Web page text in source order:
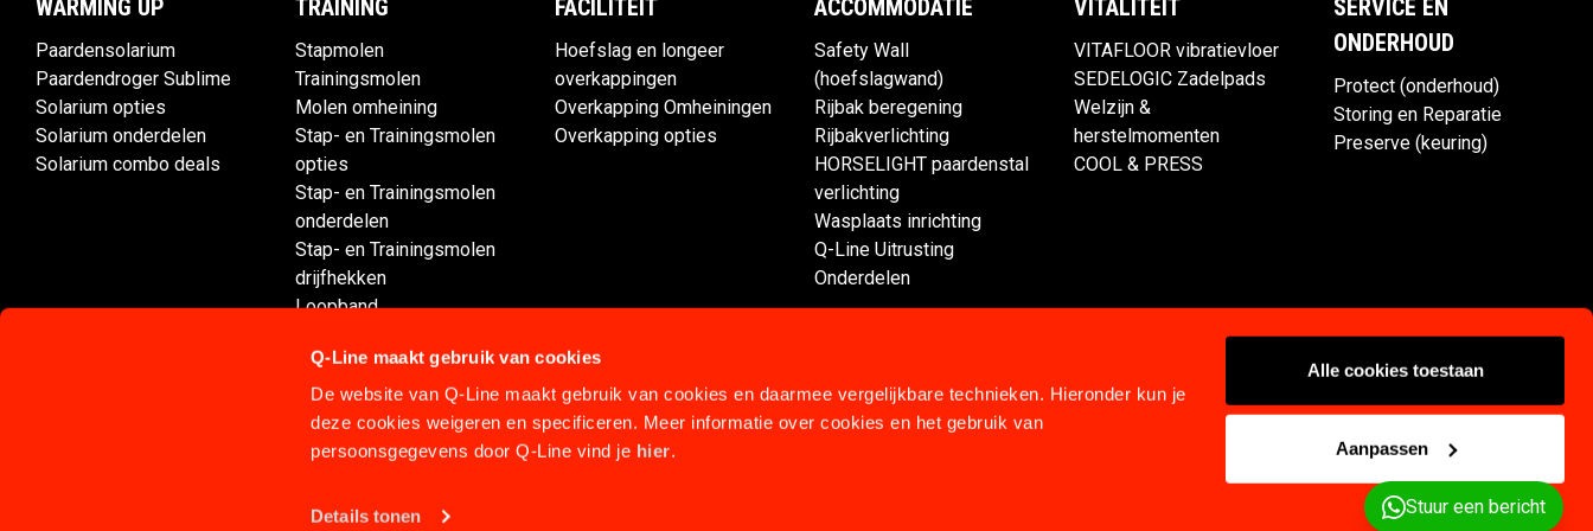
Q-Line maakt gebruik van cookies
De website van Q-Line maakt gebruik van cookies en daarmee vergelijkbare technieken. Hieronder kun je
deze cookies weigeren en specificeren. Meer informatie over cookies en het gebruik van
persoonsgegevens door Q-Line vind je hier.
Details tonen
Alle cookies toestaan
Aanpassen
Stuur een bericht
WARMING UP
Paardensolarium
Paardendroger Sublime
Solarium opties
Solarium onderdelen
Solarium combo deals
TRAINING
Stapmolen
Trainingsmolen
Molen omheining
Stap- en Trainingsmolen
opties
Stap- en Trainingsmolen
onderdelen
Stap- en Trainingsmolen
drijfhekken
Loopband
FACILITEIT
Hoefslag en longeer
overkappingen
Overkapping Omheiningen
Overkapping opties
ACCOMMODATIE
Safety Wall
(hoefslagwand)
Rijbak beregening
Rijbakverlichting
HORSELIGHT paardenstal
verlichting
Wasplaats inrichting
Q-Line Uitrusting
Onderdelen
VITALITEIT
VITAFLOOR vibratievloer
SEDELOGIC Zadelpads
Welzijn &
herstelmomenten
COOL & PRESS
SERVICE EN
ONDERHOUD
Protect (onderhoud)
Storing en Reparatie
Preserve (keuring)
KlachtenregelingAlgemene voorwaarden